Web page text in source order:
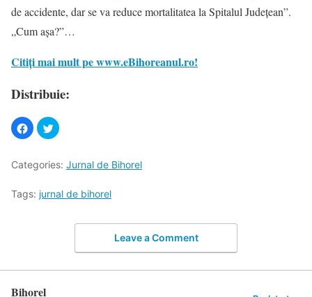
de accidente, dar se va reduce mortalitatea la Spitalul Județean”.
„Cum așa?”…
Citiți mai mult pe www.eBihoreanul.ro!
Distribuie:
Categories: Jurnal de Bihorel
Tags: jurnal de bihorel
Leave a Comment
Bihorel